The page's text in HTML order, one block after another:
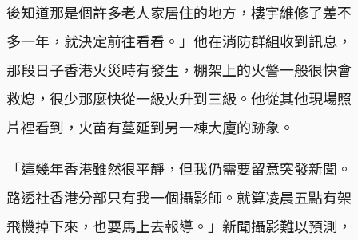
後知道那是個許多老人家居住的地方，樓宇維修了差不
多一年，就決定前往看看。」他在消防群組收到訊息，
那段日子香港火災時有發生，棚架上的火警一般很快會
救熄，很少那麼快從一級火升到三級。他從其他現場照
片裡看到，火苗有蔓延到另一棟大廈的跡象。
「這幾年香港雖然很平靜，但我仍需要留意突發新聞。
路透社香港分部只有我一個攝影師。就算凌晨五點有架
飛機掉下來，也要馬上去報導。」新聞攝影難以預測，